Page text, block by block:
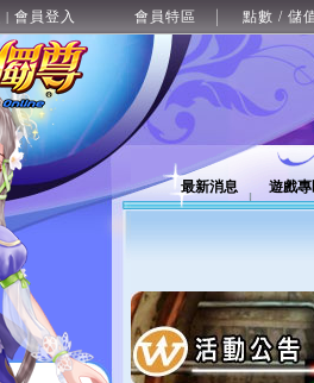
| 會員登入 會員特區 點數 / 儲
最新消息 遊戲